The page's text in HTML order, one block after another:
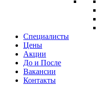
Специалисты
Цены
Акции
До и После
Вакансии
Контакты